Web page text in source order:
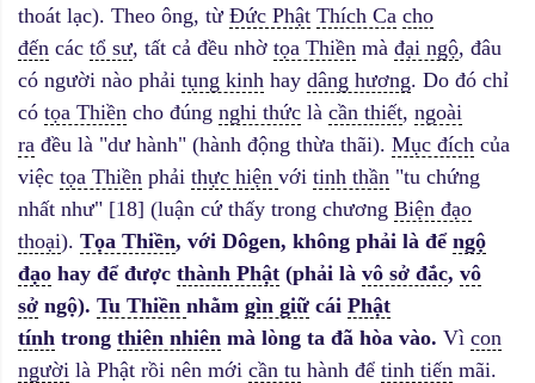
thoát lạc). Theo ông, từ Đức Phật Thích Ca cho
đến các tổ sư, tất cả đều nhờ tọa Thiền mà đại ngộ, đâu
có người nào phải tụng kinh hay dâng hương. Do đó chỉ
có tọa Thiền cho đúng nghi thức là cần thiết, ngoài
ra đều là "dư hành" (hành động thừa thãi). Mục đích của
việc tọa Thiền phải thực hiện với tinh thần "tu chứng
nhất như" [18] (luận cứ thấy trong chương Biện đạo
thoại). Tọa Thiền, với Dôgen, không phải là để ngộ
đạo hay để được thành Phật (phải là vô sở đắc, vô
sở ngộ). Tu Thiền nhằm gìn giữ cái Phật
tính trong thiên nhiên mà lòng ta đã hòa vào. Vì con
người là Phật rồi nên mới cần tu hành để tinh tiến mãi.